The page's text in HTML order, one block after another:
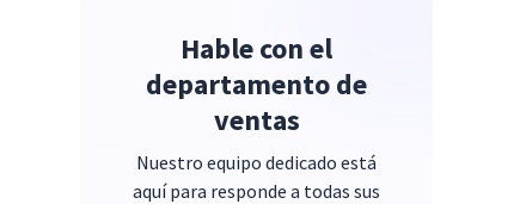
Hable con el
departamento de
ventas
Nuestro equipo dedicado está
aquí para responde a todas sus